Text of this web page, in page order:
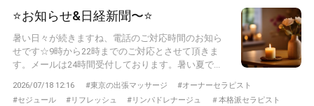
⭐️お知らせ&日経新聞〜⭐️
暑い日々が続きますね、電話のご対応時間のお知ら
せです☆9時から22時までのご対応とさせて頂きま
す。メールは24時間受付しております。暑い夏で...
2026/07/18 12:16 #東京の出張マッサージ
#オーナーセラピスト
#セジュール
#リフレッシュ #リンパドレナージュ
＃本格派セラピスト